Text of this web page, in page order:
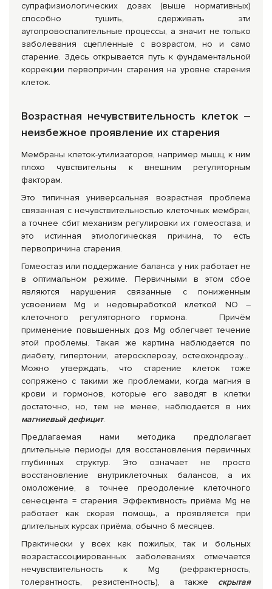
супрафизиологических дозах (выше нормативных)
способно тушить, сдерживать эти
аутопровоспалительные процессы, а значит не только
заболевания сцепленные с возрастом, но и само
старение. Здесь открывается путь к фундаментальной
коррекции первопричин старения на уровне старения
клеток.
Возрастная нечувствительность клеток –
неизбежное проявление их старения
Мембраны клеток-утилизаторов, например мышц, к ним
плохо чувствительны к внешним регуляторным
факторам.
Это типичная универсальная возрастная проблема
связанная с нечувствительностью клеточных мембран,
а точнее сбит механизм регулировки их гомеостаза, и
это истинная этиологическая причина, то есть
первопричина старения.
Гомеостаз или поддержание баланса у них работает не
в оптимальном режиме. Первичными в этом сбое
являются нарушения связанные с пониженным
усвоением Mg и недовыработкой клеткой NO –
клеточного регуляторного гормона. Причём
применение повышенных доз Mg облегчает течение
этой проблемы. Такая же картина наблюдается по
диабету, гипертонии, атеросклерозу, остеохондрозу…
Можно утверждать, что старение клеток тоже
сопряжено с такими же проблемами, когда магния в
крови и гормонов, которые его заводят в клетки
достаточно, но, тем не менее, наблюдается в них
магниевый дефицит.
Предлагаемая нами методика предполагает
длительные периоды для восстановления первичных
глубинных структур. Это означает не просто
восстановление внутриклеточных балансов, а их
омоложение, а точнее преодоление клеточного
сенесцента = старения. Эффективность приёма Mg не
работает как скорая помощь, а проявляется при
длительных курсах приёма, обычно 6 месяцев.
Практически у всех как пожилых, так и больных
возрастассоциированных заболеваниях отмечается
нечувствительность к Mg (рефрактерность,
толерантность, резистентность), а также скрытая